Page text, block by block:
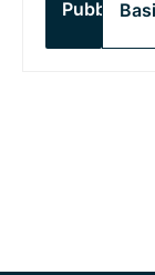
Pubblico